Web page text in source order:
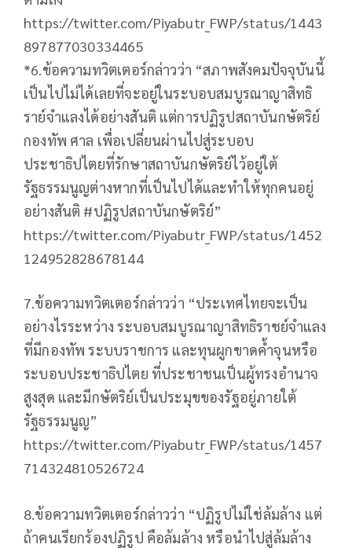
https://twitter.com/Piyabutr_FWP/status/1443
897877030334465
*6.ข้อความทวิตเตอร์กล่าวว่า “สภาพสังคมปัจจุบันนี้
เป็นไปไม่ได้เลยที่จะอยู่ในระบอบสมบูรณาญาสิทธิ
ราย์จำแลงได้อย่างสันติ แต่การปฏิรูปสถาบันกษัตริย์
กองทัพ ศาล เพื่อเปลี่ยนผ่านไปสู่ระบอบ
ประชาธิปไตยที่รักษาสถาบันกษัตริย์ไว้อยู่ใต้
รัฐธรรมนูญต่างหากที่เป็นไปได้และทำให้ทุกคนอยู่
อย่างสันติ #ปฏิรูปสถาบันกษัตริย์”
https://twitter.com/Piyabutr_FWP/status/1452
124952828678144
7.ข้อความทวิตเตอร์กล่าวว่า “ประเทศไทยจะเป็น
อย่างไรระหว่าง ระบอบสมบูรณาญาสิทธิราชย์จำแลง
ที่มีกองทัพ ระบบราชการ และทุนผูกขาดค้ำจุนหรือ
ระบอบประชาธิปไตย ที่ประชาชนเป็นผู้ทรงอำนาจ
สูงสุด และมีกษัตริย์เป็นประมุขของรัฐอยู่ภายใต้
รัฐธรรมนูญ”
https://twitter.com/Piyabutr_FWP/status/1457
714324810526724
8.ข้อความทวิตเตอร์กล่าวว่า “ปฏิรูปไม่ใช่ล้มล้าง แต่
ถ้าคนเรียกร้องปฏิรูป คือล้มล้าง หรือนำไปสู่ล้มล้าง